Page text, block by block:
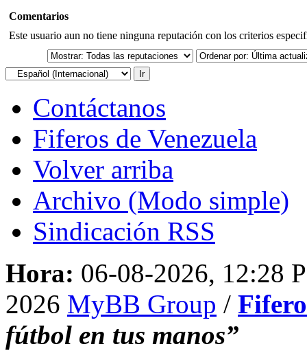
Comentarios
Este usuario aun no tiene ninguna reputación con los criterios
Contáctanos
Fiferos de Venezuela
Volver arriba
Archivo (Modo simple)
Sindicación RSS
Hora: 06-08-2026, 12:28
2026 MyBB Group /
fútbol en tus manos”